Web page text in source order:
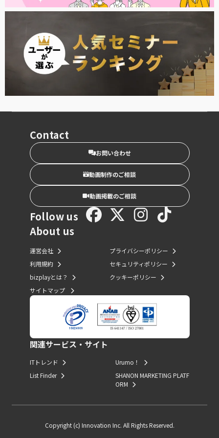
Contact
お問い合わせ
動画制作のご相談
動画掲載のご相談
Follow us
About us
運営会社
利用規約
bizplayとは？
サイトマップ
プライバシーポリシー
セキュリティポリシー
クッキーポリシー
関連サービス・サイト
ITトレンド
List Finder
Urumo！
SHANON MARKETING PLATF
ORM
Copyright (c) Innovation Inc. All Rights Reserved.